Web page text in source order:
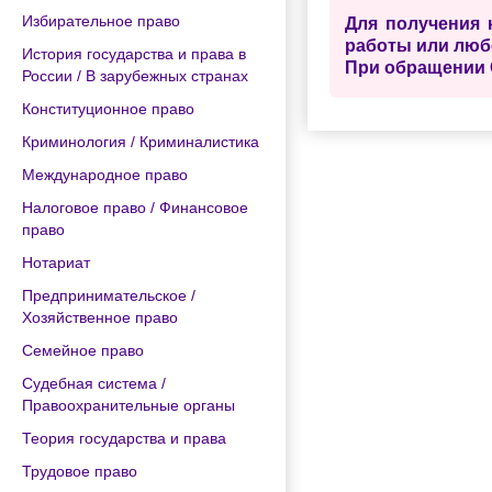
Избирательное право
История государства и права в
России / В зарубежных странах
Конституционное право
Криминология / Криминалистика
Международное право
Налоговое право / Финансовое
право
Нотариат
Предпринимательское /
Хозяйственное право
Семейное право
Судебная система /
Правоохранительные органы
Теория государства и права
Трудовое право
Для получения
работы или
При обращении